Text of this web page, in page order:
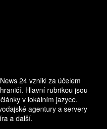
24 vznikl za účelem
Hlavní rubrikou jsou
v lokálním jazyce.
agentury a servery
a další.